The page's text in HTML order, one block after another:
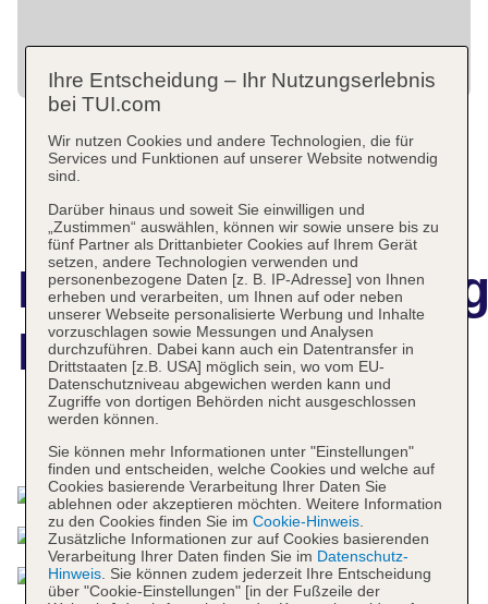
Molfetta Beach
Das bietet Ihre Unterkunft
Ihre Entscheidung – Ihr Nutzungserlebnis
bei TUI.com
Wir nutzen Cookies und andere Technologien, die für
Services und Funktionen auf unserer Website notwendig
sind.
Darüber hinaus und soweit Sie einwilligen und
„Zustimmen“ auswählen, können wir sowie unsere bis zu
fünf Partner als Drittanbieter Cookies auf Ihrem Gerät
setzen, andere Technologien verwenden und
personenbezogene Daten [z. B. IP-Adresse] von Ihnen
erheben und verarbeiten, um Ihnen auf oder neben
unserer Webseite personalisierte Werbung und Inhalte
vorzuschlagen sowie Messungen und Analysen
durchzuführen. Dabei kann auch ein Datentransfer in
Drittstaaten [z.B. USA] möglich sein, wo vom EU-
Datenschutzniveau abgewichen werden kann und
Zugriffe von dortigen Behörden nicht ausgeschlossen
werden können.
Sie können mehr Informationen unter "Einstellungen"
finden und entscheiden, welche Cookies und welche auf
Cookies basierende Verarbeitung Ihrer Daten Sie
ablehnen oder akzeptieren möchten. Weitere Information
zu den Cookies finden Sie im Cookie-Hinweis.
Zusätzliche Informationen zur auf Cookies basierenden
Verarbeitung Ihrer Daten finden Sie im Datenschutz-
Hinweis. Sie können zudem jederzeit Ihre Entscheidung
über "Cookie-Einstellungen" [in der Fußzeile der